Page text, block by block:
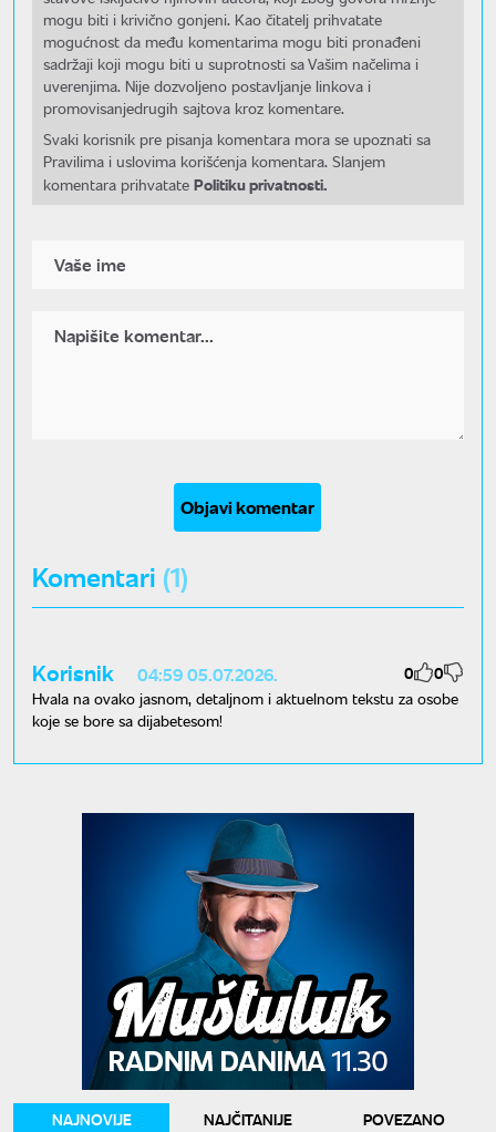
mogu biti i krivično gonjeni. Kao čitatelj prihvatate
mogućnost da među komentarima mogu biti pronađeni
sadržaji koji mogu biti u suprotnosti sa Vašim načelima i
uverenjima. Nije dozvoljeno postavljanje linkova i
promovisanjedrugih sajtova kroz komentare.
Svaki korisnik pre pisanja komentara mora se upoznati sa
Pravilima i uslovima korišćenja komentara. Slanjem
komentara prihvatate Politiku privatnosti.
Objavi komentar
Komentari (1)
Korisnik 04:59 05.07.2026. 0 0
Hvala na ovako jasnom, detaljnom i aktuelnom tekstu za osobe
koje se bore sa dijabetesom!
NAJNOVIJE NAJČITANIJE
POVEZANO